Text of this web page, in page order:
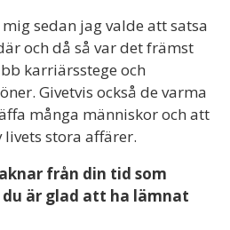
sedan jag valde att satsa
och då så var det främst
karriärsstege och
Givetvis också de varma
många människor och att
stora affärer.
från din tid som
är glad att ha lämnat